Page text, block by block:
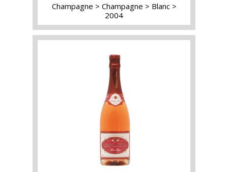
Champagne Champagne
Blanc
2004